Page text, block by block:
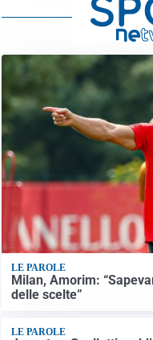
LE PAROLE
Milan, Amorim:
delle scelte”
LE PAROLE